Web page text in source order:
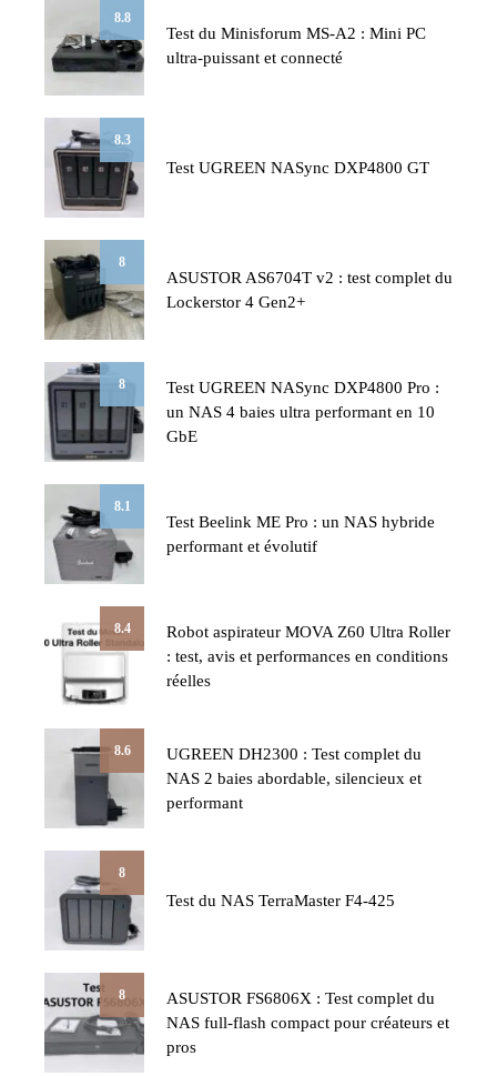
8.8
Test du Minisforum MS-A2 : Mini PC
ultra-puissant et connecté
8.3
Test UGREEN NASync DXP4800 GT
8
ASUSTOR AS6704T v2 : test complet du
Lockerstor 4 Gen2+
8
Test UGREEN NASync DXP4800 Pro :
un NAS 4 baies ultra performant en 10
GbE
8.1
Test Beelink ME Pro : un NAS hybride
performant et évolutif
8.4
Robot aspirateur MOVA Z60 Ultra Roller
: test, avis et performances en conditions
réelles
8.6
UGREEN DH2300 : Test complet du
NAS 2 baies abordable, silencieux et
performant
8
Test du NAS TerraMaster F4-425
8
ASUSTOR FS6806X : Test complet du
NAS full-flash compact pour créateurs et
pros